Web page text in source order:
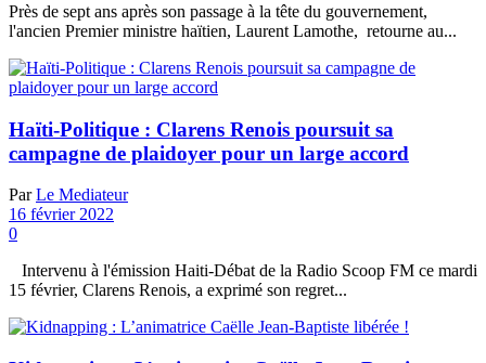
Près de sept ans après son passage à la tête du gouvernement,
l'ancien Premier ministre haïtien, Laurent Lamothe, retourne au...
Haïti-Politique : Clarens Renois poursuit sa
campagne de plaidoyer pour un large accord
Par Le Mediateur
16 février 2022
0
Intervenu à l'émission Haiti-Débat de la Radio Scoop FM ce mardi
15 février, Clarens Renois, a exprimé son regret...